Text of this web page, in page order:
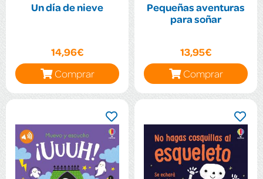
Un día de nieve
14,96€
Comprar
Pequeñas aventuras
para soñar
13,95€
Comprar